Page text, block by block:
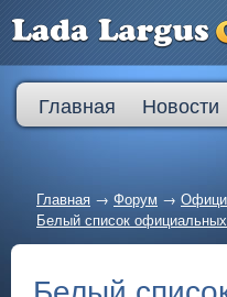
Главная Новости
Главная → Форум →
Белый список